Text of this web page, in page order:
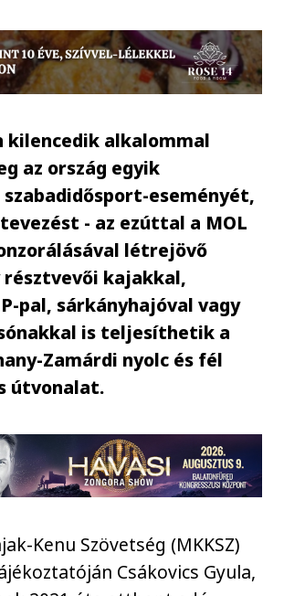
kilencedik alkalommal
az ország egyik
szabadidősport-eseményét,
- az ezúttal a MOL
létrejövő
résztvevői kajakkal,
pal, sárkányhajóval vagy
is teljesíthetik a
Zamárdi nyolc és fél
útvonalat.
Kenu Szövetség (MKKSZ)
Csákovics Gyula,